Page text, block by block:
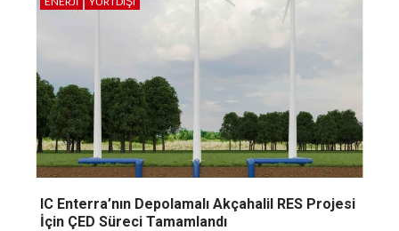
IC Enterra’nın Depolamalı Akçahalil RES Projesi
İçin ÇED Süreci Tamamlandı